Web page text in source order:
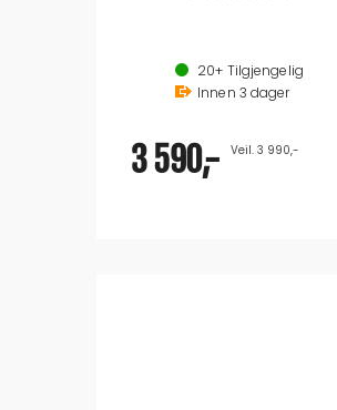
HEPA-filter renser luften
Kullfilter fjerner farlige gasser
Slange for kontinuerlig drenering inkludert.
20+ Tilgjengelig
Innen 3 dager
3 590,- Veil. 3 990,-